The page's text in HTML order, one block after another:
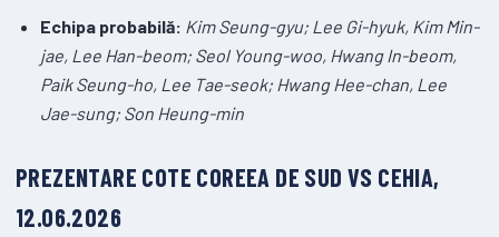
Echipa probabilă: Kim Seung-gyu; Lee Gi-hyuk, Kim Min-
jae, Lee Han-beom; Seol Young-woo, Hwang In-beom,
Paik Seung-ho, Lee Tae-seok; Hwang Hee-chan, Lee
Jae-sung; Son Heung-min
PREZENTARE COTE COREEA DE SUD VS CEHIA,
12.06.2026